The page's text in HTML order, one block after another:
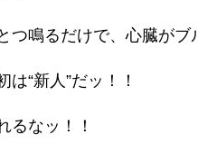
つ鳴るだけで、心臓がブ
“新人”だッ！！
るなッ！！